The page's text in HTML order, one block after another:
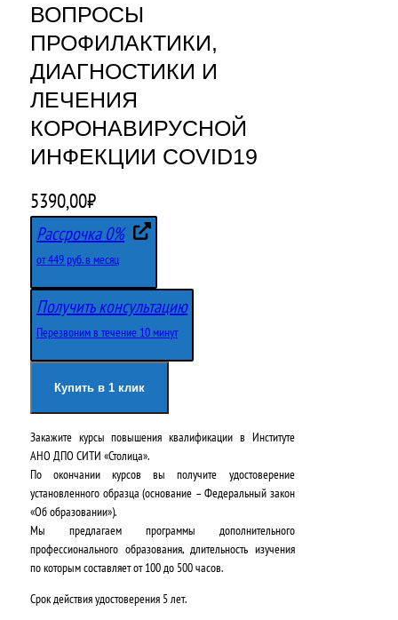
ВОПРОСЫ
ПРОФИЛАКТИКИ,
ДИАГНОСТИКИ И
ЛЕЧЕНИЯ
КОРОНАВИРУСНОЙ
ИНФЕКЦИИ COVID19
5390,00₽
Рассрочка 0%
от 449 руб. в месяц
Получить консультацию
Перезвоним в течение 10 минут
Купить в 1 клик
Закажите курсы повышения квалификации в Институте
АНО ДПО СИТИ «Столица».
По окончании курсов вы получите удостоверение
установленного образца (основание – Федеральный закон
«Об образовании»).
Мы предлагаем программы дополнительного
профессионального образования, длительность изучения
по которым составляет от 100 до 500 часов.
Срок действия удостоверения 5 лет.